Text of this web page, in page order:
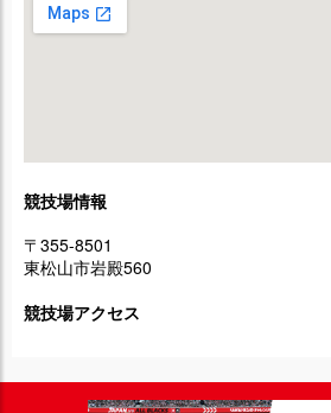
競技場情報
〒355-8501
東松山市岩殿560
競技場アクセス